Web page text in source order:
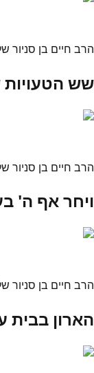
הרב חיים בן סניור
שש הטעויות
הרב חיים בן סניור
ויחר אף ה'
הרב חיים בן סניור
הארון בבית